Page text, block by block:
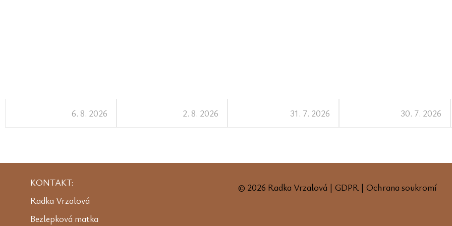
6. 8. 2026 2. 8. 2026 31. 7. 2026 30. 7. 2026
KONTAKT:
Radka Vrzalová
Bezlepková matka
© 2026 Radka Vrzalová |GDPR|Ochrana soukromí